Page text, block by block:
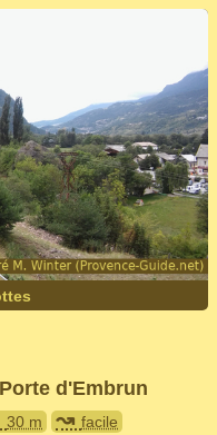
d'Embrun
30 m ↝ facile